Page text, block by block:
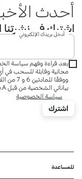
أحدث
اشترك في نشرتنا
أدخل بريدك الإلكتروني
مجانية وقابلة للسحب في
بياناتي الشخصية من قبل KIKO S.p.A.
سياسة الخصوصية
اشترك
للمساعدة